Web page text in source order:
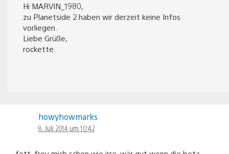
Hi MARVIN_1980,
zu Planetside 2 haben wir derzeit keine Infos
vorliegen.
Liebe Grüße,
rockette
howyhowmarks
8. Juli 2014 um 10:42